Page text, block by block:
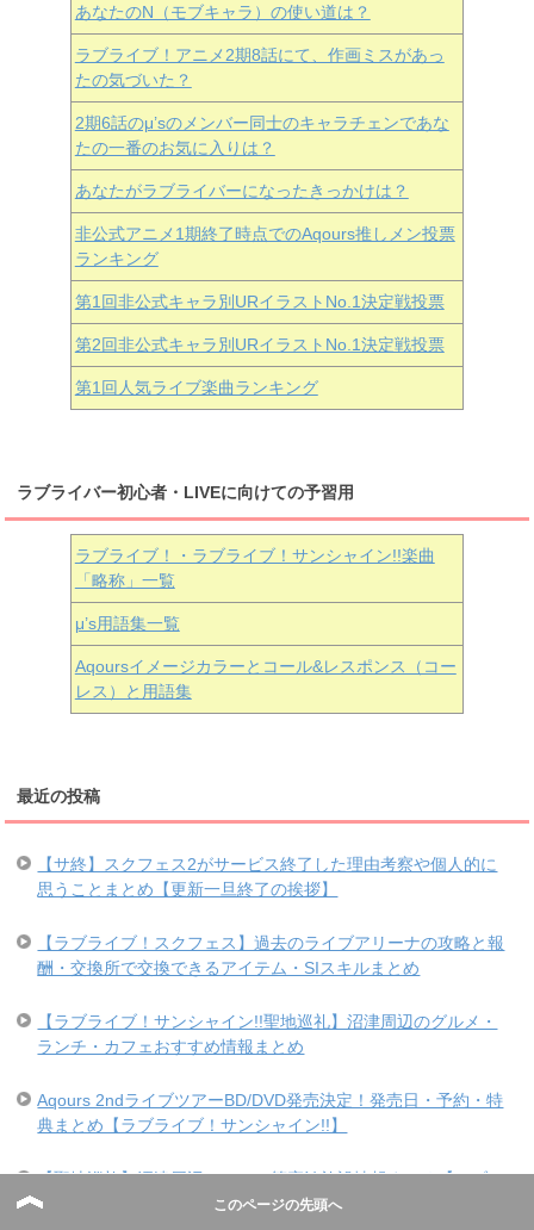
あなたのN（モブキャラ）の使い道は？
ラブライブ！アニメ2期8話にて、作画ミスがあっ
たの気づいた？
2期6話のμ’sのメンバー同士のキャラチェンであな
たの一番のお気に入りは？
あなたがラブライバーになったきっかけは？
非公式アニメ1期終了時点でのAqours推しメン投票
ランキング
第1回非公式キャラ別URイラストNo.1決定戦投票
第2回非公式キャラ別URイラストNo.1決定戦投票
第1回人気ライブ楽曲ランキング
ラブライバー初心者・LIVEに向けての予習用
ラブライブ！・ラブライブ！サンシャイン!!楽曲
「略称」一覧
μ’s用語集一覧
Aqoursイメージカラーとコール&レスポンス（コー
レス）と用語集
最近の投稿
【サ終】スクフェス2がサービス終了した理由考察や個人的に
思うことまとめ【更新一旦終了の挨拶】
【ラブライブ！スクフェス】過去のライブアリーナの攻略と報
酬・交換所で交換できるアイテム・SIスキルまとめ
【ラブライブ！サンシャイン!!聖地巡礼】沼津周辺のグルメ・
ランチ・カフェおすすめ情報まとめ
Aqours 2ndライブツアーBD/DVD発売決定！発売日・予約・特
典まとめ【ラブライブ！サンシャイン!!】
【聖地巡礼】沼津周辺のホテル等宿泊施設情報まとめ【ラブラ
イブ！サンシャイン!!】
このページの先頭へ